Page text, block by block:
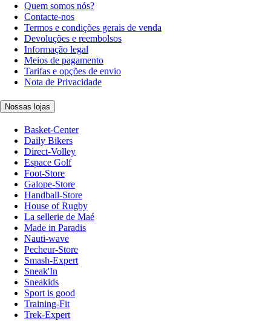
Quem somos nós?
Contacte-nos
Termos e condições gerais de venda
Devoluções e reembolsos
Informação legal
Meios de pagamento
Tarifas e opções de envio
Nota de Privacidade
Nossas lojas
Basket-Center
Daily Bikers
Direct-Volley
Espace Golf
Foot-Store
Galope-Store
Handball-Store
House of Rugby
La sellerie de Maé
Made in Paradis
Nauti-wave
Pecheur-Store
Smash-Expert
Sneak'In
Sneakids
Sport is good
Training-Fit
Trek-Expert